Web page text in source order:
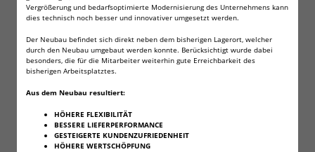
Vergrößerung und bedarfsoptimierte Modernisierung des Unternehmens kann
dies technisch noch besser und innovativer umgesetzt werden.
Der Neubau befindet sich direkt neben dem bisherigen Lagerort, welcher
durch den Neubau umgebaut werden konnte. Berücksichtigt wurde dabei
besonders, die für die Mitarbeiter weiterhin gute Erreichbarkeit des
bisherigen Arbeitsplatztes.
Aus dem Neubau resultiert:
HÖHERE FLEXIBILITÄT
BESSERE LIEFERPERFORMANCE
GESTEIGERTE KUNDENZUFRIEDENHEIT
HÖHERE WERTSCHÖPFUNG
oder für das Schießen auf weitere Entfernungen,
Aerodynamisch gewölbte Form durch
Halbrundkopf. Auch für Waffen mit
Trommelmagazinen geeignet
Kaliber: 5,49 mm / .22cal
Geschosslänge: 6,5 mm